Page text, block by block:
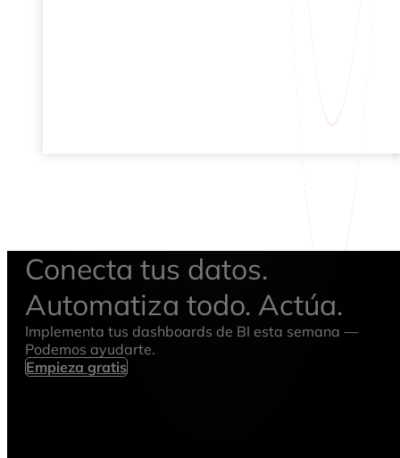
Conecta tus datos.
Automatiza todo. Actúa.
Implementa tus dashboards de BI esta semana —
Podemos ayudarte.
Empieza gratis